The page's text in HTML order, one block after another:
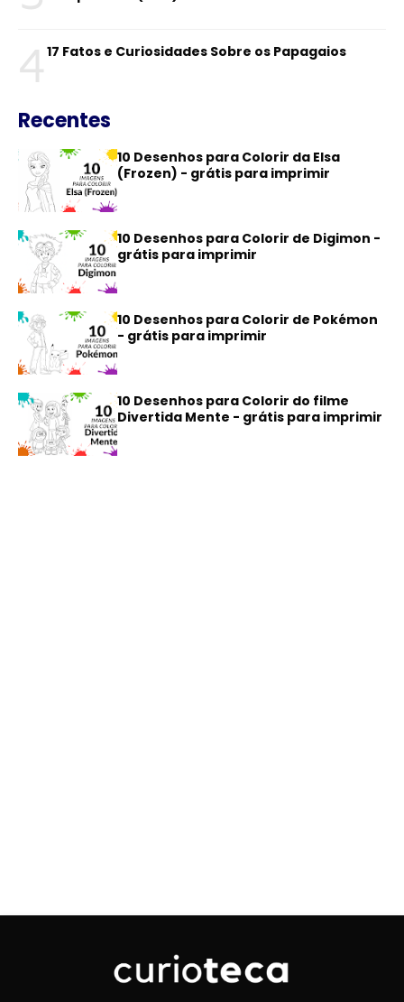
4 17 Fatos e Curiosidades Sobre os Papagaios
Recentes
10 Desenhos para Colorir da Elsa
(Frozen) - grátis para imprimir
10 Desenhos para Colorir de Digimon -
grátis para imprimir
10 Desenhos para Colorir de Pokémon
- grátis para imprimir
10 Desenhos para Colorir do filme
Divertida Mente - grátis para imprimir